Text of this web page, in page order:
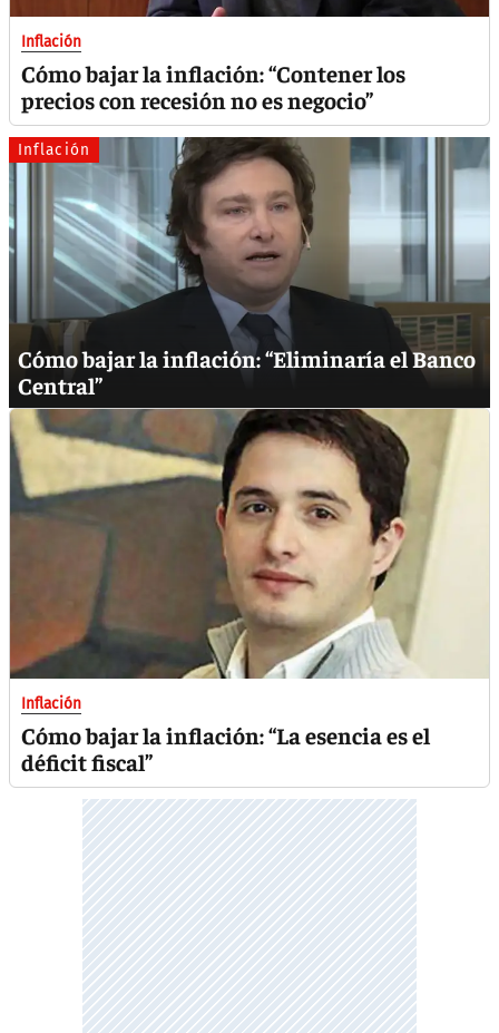
Inflación
Cómo bajar la inflación: “Contener los
precios con recesión no es negocio”
Inflación
Cómo bajar la inflación: “Eliminaría el Banco
Central”
Inflación
Cómo bajar la inflación: “La esencia es el
déficit fiscal”